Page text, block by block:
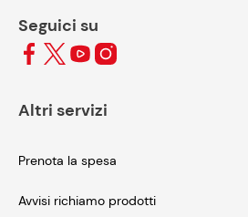
Seguici su
Altri servizi
Prenota la spesa
Avvisi richiamo prodotti